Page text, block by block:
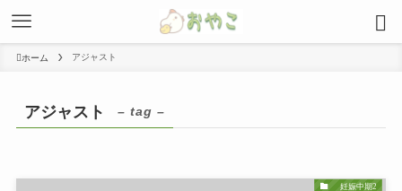
ホーム アジャスト
アジャスト – tag –
妊娠中期2